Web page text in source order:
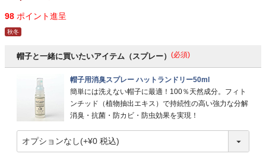
98 ポイント進呈
秋冬
帽子と一緒に買いたいアイテム（スプレー） (必須)
帽子用消臭スプレー ハットランドリー50ml
簡単には洗えない帽子に最適！100％天然成分。フィト
ンチッド（植物抽出エキス）で持続性の高い強力な分解
消臭・抗菌・防カビ・防虫効果を実現！